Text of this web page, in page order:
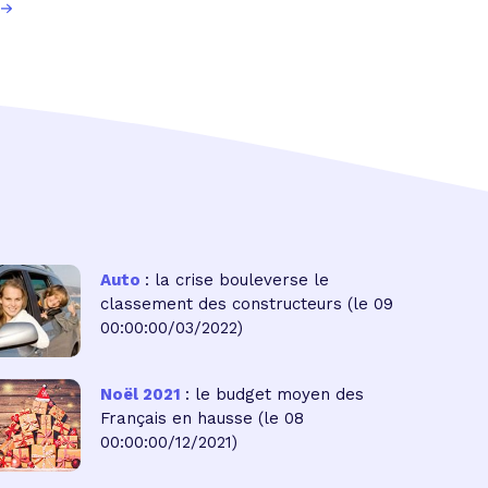
Auto : la crise bouleverse le
classement des constructeurs (le 09
00:00:00/03/2022)
Noël 2021 : le budget moyen des
Français en hausse (le 08
00:00:00/12/2021)